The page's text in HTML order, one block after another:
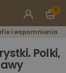
0
i wspomnienia
Polki,